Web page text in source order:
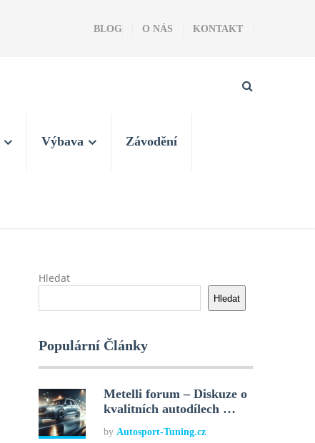
BLOG O NÁS KONTAKT
Výbava Závodění
Hledat
Hledat
Populární Články
Metelli forum – Diskuze o
kvalitních autodílech …
byAutosport-Tuning.cz